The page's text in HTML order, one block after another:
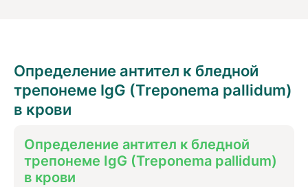
Определение антител к бледной
трепонеме IgG (Treponema pallidum)
в крови
Определение антител к бледной
трепонеме IgG (Treponema pallidum)
в крови